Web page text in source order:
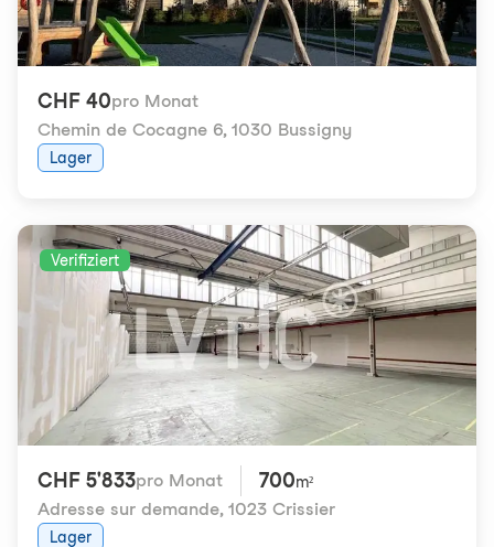
CHF 40pro Monat
Chemin de Cocagne 6, 1030 Bussigny
Lager
Verifiziert
CHF 5'833pro Monat 700m²
Adresse sur demande, 1023 Crissier
Lager